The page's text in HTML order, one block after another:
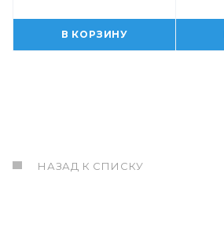
В КОРЗИНУ
НАЗАД К СПИСКУ